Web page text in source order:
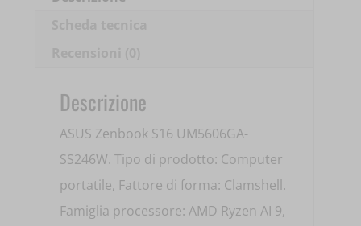
32GB
90NB17H2-
Descrizione
ASUS Zenbook S16 UM5606GA-
SS246W. Tipo di prodotto: Computer
portatile, Fattore di forma: Clamshell.
Famiglia processore: AMD Ryzen AI 9,